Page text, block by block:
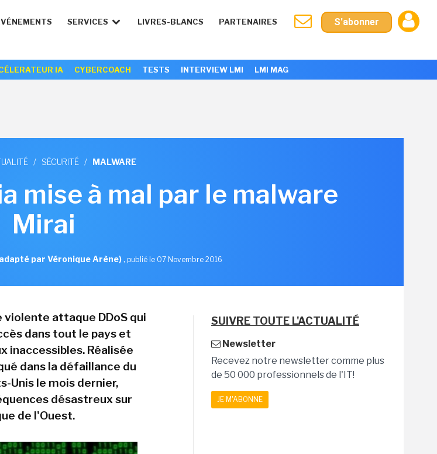
SERVICES LIVRES-BLANCS PARTENAIRES S'abonner
IA CYBERCOACH TESTS INTERVIEW LMI LMI MAG
/ SÉCURITÉ / MALWARE
mise à mal par le malware
Mirai
par Véronique Arène), publié le 07 Novembre 2016
attaque DDoS qui
dans tout le pays et
inaccessibles. Réalisée
dans la défaillance du
Unis le mois dernier,
désastreux sur
de l'Ouest.
SUIVRE TOUTE L'ACTUALITÉ
Newsletter
Recevez notre newsletter comme plus
de 50 000 professionnels de l'IT!
JE M'ABONNE